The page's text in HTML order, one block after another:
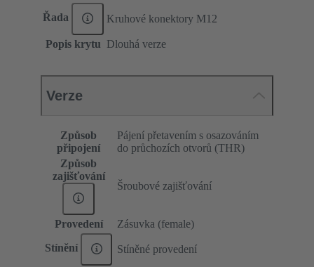
Řada Kruhové konektory M12
Popis krytu Dlouhá verze
Verze
Způsob
připojení
Pájení přetavením s osazováním
do průchozích otvorů (THR)
Způsob
zajišťování
Šroubové zajišťování
Provedení Zásuvka (female)
Stínění Stíněné provedení